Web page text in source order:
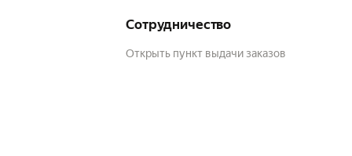
Сотрудничество
Открыть пункт выдачи заказов